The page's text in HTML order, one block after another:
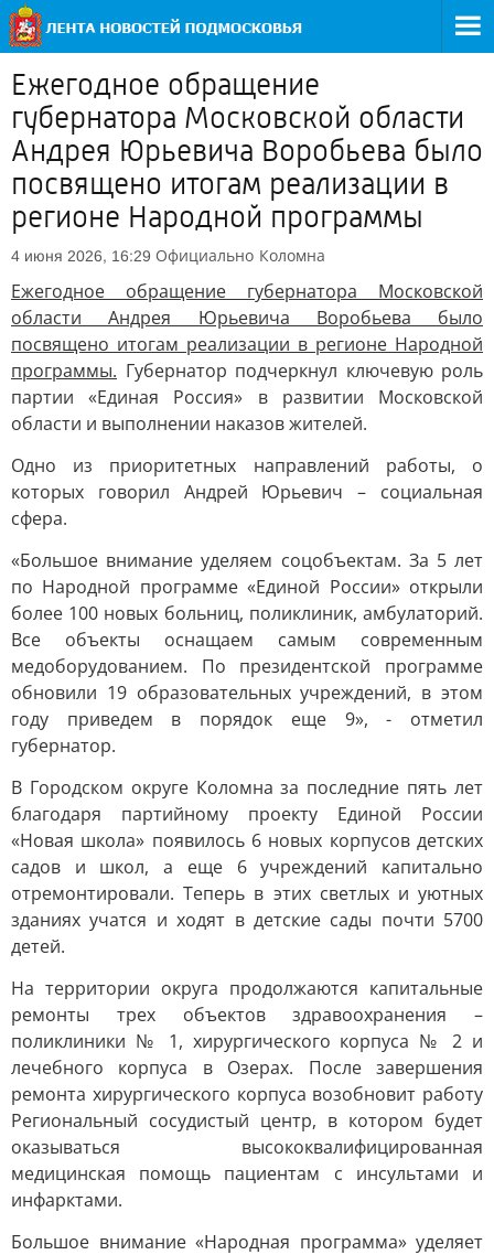
Ежегодное обращение
губернатора Московской области
Андрея Юрьевича Воробьева было
посвящено итогам реализации в
регионе Народной программы
4 июня 2026, 16:29 Официально Коломна
Ежегодное обращение губернатора Московской
области Андрея Юрьевича Воробьева было
посвящено итогам реализации в регионе Народной
программы. Губернатор подчеркнул ключевую роль
партии «Единая Россия» в развитии Московской
области и выполнении наказов жителей.
Одно из приоритетных направлений работы, о
которых говорил Андрей Юрьевич – социальная
сфера.
«Большое внимание уделяем соцобъектам. За 5 лет
по Народной программе «Единой России» открыли
более 100 новых больниц, поликлиник, амбулаторий.
Все объекты оснащаем самым современным
медоборудованием. По президентской программе
обновили 19 образовательных учреждений, в этом
году приведем в порядок еще 9», - отметил
губернатор.
В Городском округе Коломна за последние пять лет
благодаря партийному проекту Единой России
«Новая школа» появилось 6 новых корпусов детских
садов и школ, а еще 6 учреждений капитально
отремонтировали. Теперь в этих светлых и уютных
зданиях учатся и ходят в детские сады почти 5700
детей.
На территории округа продолжаются капитальные
ремонты трех объектов здравоохранения –
поликлиники № 1, хирургического корпуса № 2 и
лечебного корпуса в Озерах. После завершения
ремонта хирургического корпуса возобновит работу
Региональный сосудистый центр, в котором будет
оказываться высококвалифицированная
медицинская помощь пациентам с инсультами и
инфарктами.
Большое внимание «Народная программа» уделяет